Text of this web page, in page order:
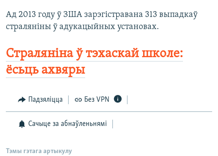
Ад 2013 году ў ЗША зарэгістравана 313 выпадкаў
страляніны ў адукацыйных установах.
Страляніна ў тэхаскай школе:
ёсьць ахвяры
Падзяліцца Без VPN
Сачыце за абнаўленьнямі
Тэмы гэтага артыкулу